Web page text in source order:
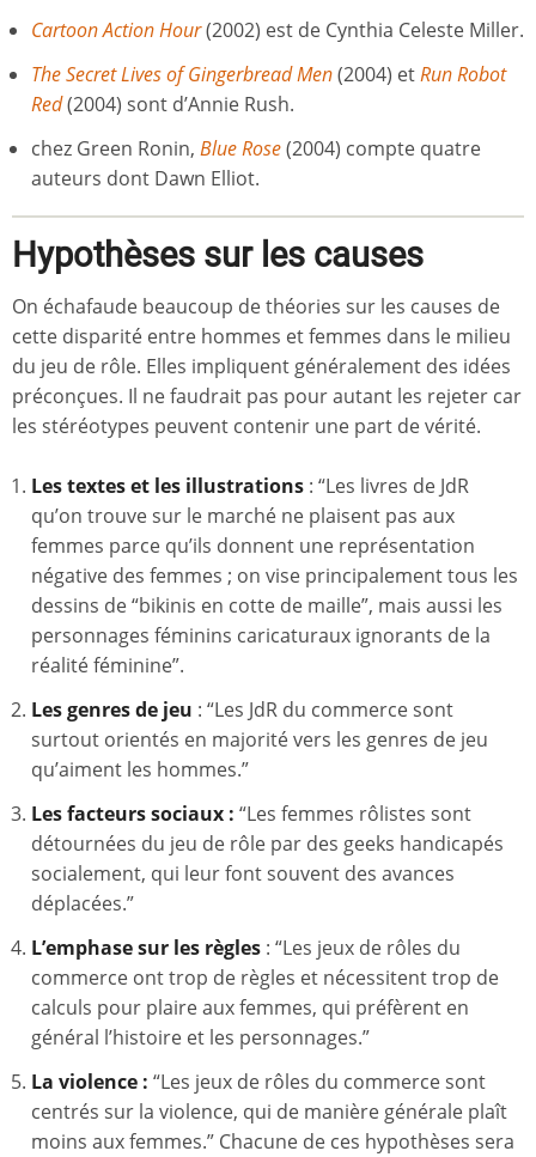
Cartoon Action Hour(2002) est de Cynthia Celeste Miller.
The Secret Lives of Gingerbread Men(2004) etRun Robot
Red(2004) sont d’Annie Rush.
chez Green Ronin, Blue Rose(2004) compte quatre
auteurs dont Dawn Elliot.
Hypothèses sur les causes
On échafaude beaucoup de théories sur les causes de
cette disparité entre hommes et femmes dans le milieu
du jeu de rôle. Elles impliquent généralement des idées
préconçues. Il ne faudrait pas pour autant les rejeter car
les stéréotypes peuvent contenir une part de vérité.
Les textes et les illustrations : “Les livres de JdR
qu’on trouve sur le marché ne plaisent pas aux
femmes parce qu’ils donnent une représentation
négative des femmes ; on vise principalement tous les
dessins de “bikinis en cotte de maille”, mais aussi les
personnages féminins caricaturaux ignorants de la
réalité féminine”.
Les genres de jeu : “Les JdR du commerce sont
surtout orientés en majorité vers les genres de jeu
qu’aiment les hommes.”
Les facteurs sociaux : “Les femmes rôlistes sont
détournées du jeu de rôle par des geeks handicapés
socialement, qui leur font souvent des avances
déplacées.”
L’emphase sur les règles : “Les jeux de rôles du
commerce ont trop de règles et nécessitent trop de
calculs pour plaire aux femmes, qui préfèrent en
général l’histoire et les personnages.”
La violence : “Les jeux de rôles du commerce sont
centrés sur la violence, qui de manière générale plaît
moins aux femmes.” Chacune de ces hypothèses sera